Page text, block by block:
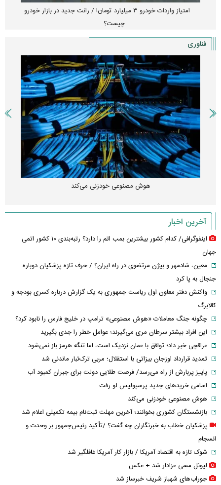
امتیاز واردات خودرو ۳ میلیارد تومان! / رانت جدید در بازار خودرو
چیست؟
فناوری
هوش مصنوعی خودزنی می‌کند
آخرین اخبار
اینفوگرافی/ کدام کشور بیشترین بمب اتم را دارد؟ رتبه‌بندی ۱۰ کشور اتمی
جهان
معین، شادمهر و بیژن مرتضوی در راه ایران؟ / حرف تازه پزشکیان دوباره
جنجال به پا کرد
واکنش دفتر معاون اول ریاست جمهوری به یک گزارش درباره کسری بودجه و
کالابرگ
چگونه جنگ معاملات «هوش مصنوعی» ترامپ در خلیج فارس را نابود کرد؟
این افراد بیشتر سرطان مری می‌گیرند؛ عوامل خطر را جدی بگیرید
عراقچی خبر داد؛ توافق با عمان نزدیک است، اما تنگه هرمز باز نمی‌شود
تمدید قرارداد اوزجان بیزاتی با استقلال؛ مربی ترک‌تبار ماندنی شد
پاییز پربارش از راه می‌رسد/ فرصت طلایی دولت برای جبران کمبود آب
اسامی خریدهای جدید پرسپولیس لو رفت
هوش مصنوعی خودزنی می‌کند
بازنشستگان کشوری بخوانند؛ آخرین مهلت ثبت‌نام بیمه تکمیلی اعلام شد
پزشکیان خطاب به خبرنگاران چه گفت؟ /تأکید رئیس‌جمهور بر وحدت و
انسجام
شوک تازه به اقتصاد آمریکا / بازار کار آمریکا غافلگیر شد
لیونل مسی عزادار شد + عکس
جوراب‌های شهباز شریف خبرساز شد